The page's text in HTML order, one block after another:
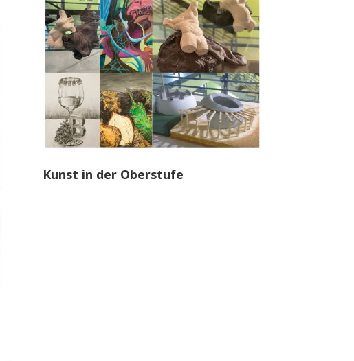
Kunst in der Oberstufe